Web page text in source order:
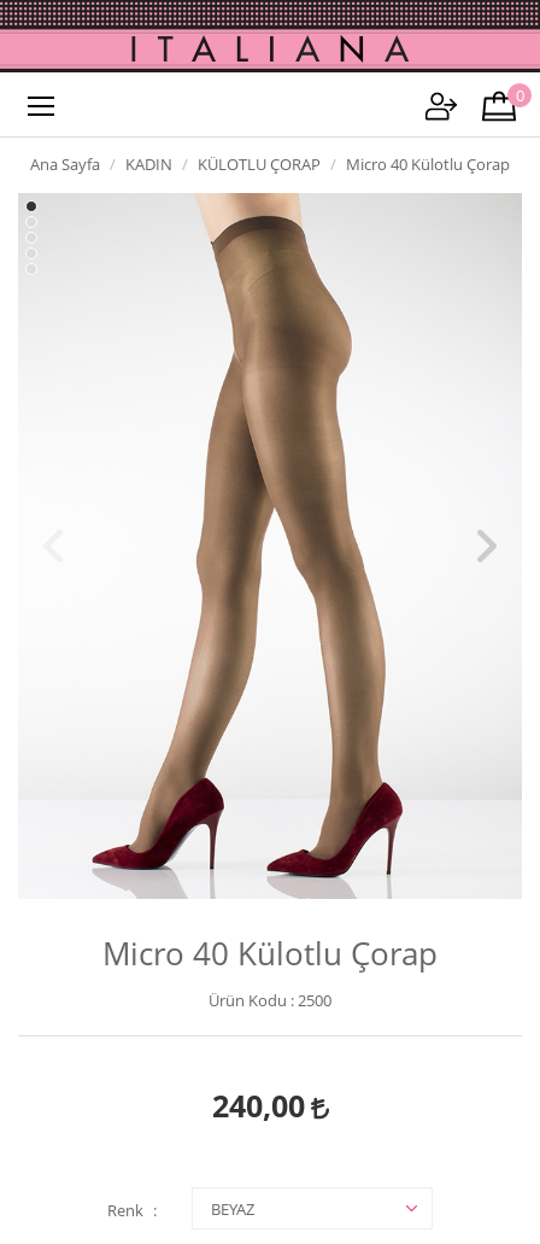
0
Ana Sayfa KADIN KÜLOTLU ÇORAP Micro 40 Külotlu Çorap
Micro 40 Külotlu Çorap
Ürün Kodu :2500
240,00
Renk